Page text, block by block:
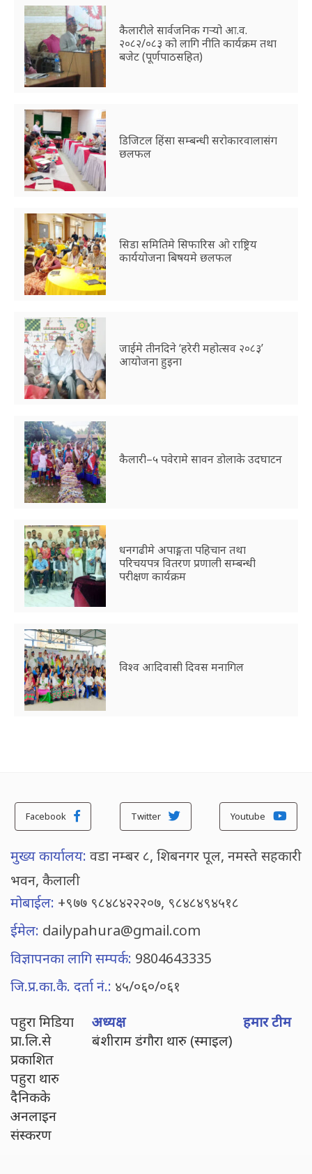
कैलारीले सार्वजनिक गर्‍यो आ.व.
२०८२/०८३ को लागि नीति कार्यक्रम तथा
बजेट (पूर्णपाठसहित)
डिजिटल हिंसा सम्बन्धी सरोकारवालासंग
छलफल
सिडा समितिमे सिफारिस ओ राष्ट्रिय
कार्ययोजना बिषयमे छलफल
जाईमे तीनदिने ‘हरेरी महोत्सव २०८३’
आयोजना हुइना
कैलारी–५ पवेरामे सावन डोलाके उदघाटन
धनगढीमे अपाङ्गता पहिचान तथा
परिचयपत्र वितरण प्रणाली सम्बन्धी
परीक्षण कार्यक्रम
विश्व आदिवासी दिवस मनागिल
Facebook Twitter Youtube
मुख्य कार्यालय: वडा नम्बर ८, शिबनगर पूल, नमस्ते सहकारी
भवन, कैलाली
मोबाईल: +९७७ ९८४८४२२२०७, ९८४८४९४५१८
ईमेल: dailypahura@gmail.com
विज्ञापनका लागि सम्पर्क: 9804643335
जि.प्र.का.कै. दर्ता नं.: ४५/०६०/०६१
पहुरा मिडिया
प्रा.लि.से
प्रकाशित
पहुरा थारु
दैनिकके
अनलाइन
संस्करण
अध्यक्ष
बंशीराम डंगौरा थारु (स्माइल)
हमार टीम